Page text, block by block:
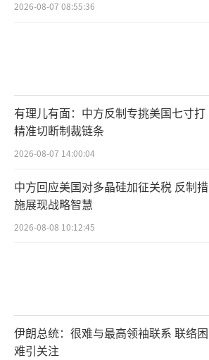
2026-08-07 08:55:36
有理儿有面：中方反制专挑美国七寸打
精准切断制裁链条
2026-08-07 14:00:04
中方回应美国对多晶硅加征关税 反制措
施展现战略智慧
2026-08-08 10:12:45
伊朗总统：很难与最高领袖联系 联络困
难引关注